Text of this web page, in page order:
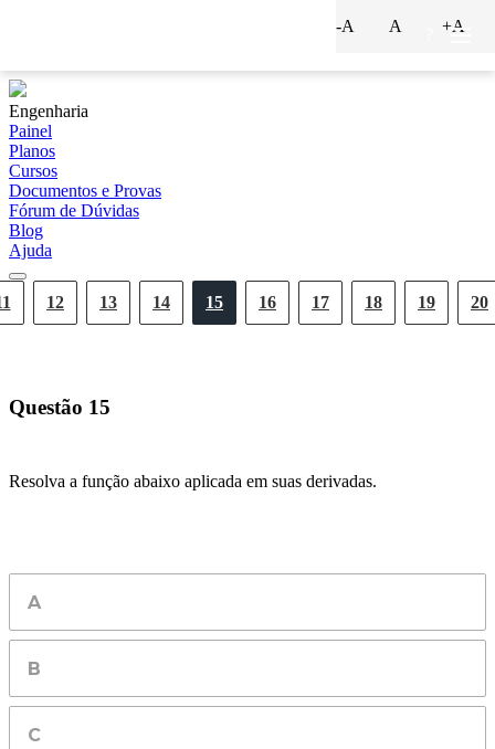
Engenharia
Painel
Planos
Cursos
Documentos e Provas
Fórum de Dúvidas
Blog
Ajuda
12 13 14 15 16 17 18 19 20
-A A +A
Questão 15
Resolva a função abaixo aplicada em suas derivadas.